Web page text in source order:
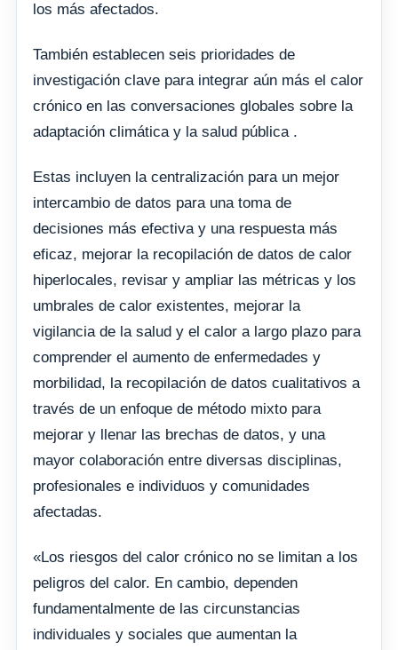
los más afectados.
También establecen seis prioridades de
investigación clave para integrar aún más el calor
crónico en las conversaciones globales sobre la
adaptación climática y la salud pública .
Estas incluyen la centralización para un mejor
intercambio de datos para una toma de
decisiones más efectiva y una respuesta más
eficaz, mejorar la recopilación de datos de calor
hiperlocales, revisar y ampliar las métricas y los
umbrales de calor existentes, mejorar la
vigilancia de la salud y el calor a largo plazo para
comprender el aumento de enfermedades y
morbilidad, la recopilación de datos cualitativos a
través de un enfoque de método mixto para
mejorar y llenar las brechas de datos, y una
mayor colaboración entre diversas disciplinas,
profesionales e individuos y comunidades
afectadas.
«Los riesgos del calor crónico no se limitan a los
peligros del calor. En cambio, dependen
fundamentalmente de las circunstancias
individuales y sociales que aumentan la